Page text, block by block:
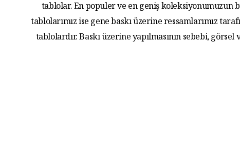
tablolar. En populer ve en geniş koleksiyonumuzun
tablolarımız ise gene baskı üzerine ressamlarımız
tablolardır. Baskı üzerine yapılmasının sebebi,